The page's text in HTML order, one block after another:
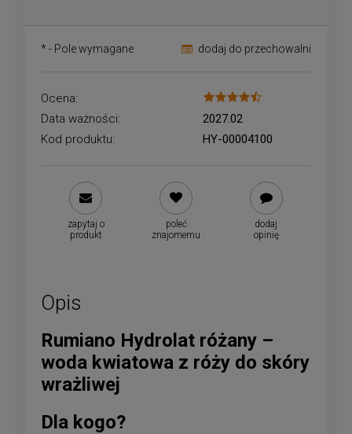
dodaj do przechowalni
* - Pole wymagane
Ocena:
Data ważności:
2027.02
Kod produktu:
HY-00004100
zapytaj o
produkt
poleć
znajomemu
dodaj
opinię
Opis
Rumiano Hydrolat różany –
woda kwiatowa z róży do skóry
wrażliwej
Dla kogo?